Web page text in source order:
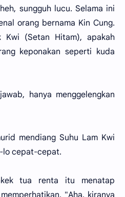
sungguh lucu. Selama ini
orang bernama Kin Cung.
Kwi (Setan Hitam), apakah
keponakan seperti kuda
hanya menggelengkan
mendiang Suhu Lam Kwi
lo cepat-cepat.
tua renta itu menatap
"Aha, kiranya